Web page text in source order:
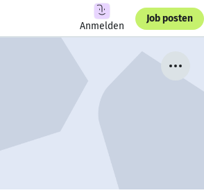
Anmelden
Job posten